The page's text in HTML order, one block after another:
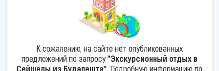
К сожалению, на сайте нет опубликованных
предложений по запросу"Экскурсионный отдых в
Сейшелы из Будапешта". Подробную информацию по